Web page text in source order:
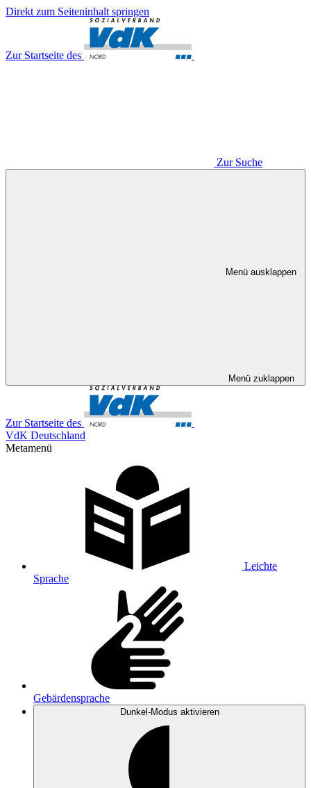
Direkt zum Seiteninhalt springen
Zur Startseite des
Zur Suche
Menü ausklappen
Menü zuklappen
Zur Startseite des
VdK Deutschland
Metamenü
Leichte
Sprache
Gebärdensprache
Dunkel-Modus aktivieren